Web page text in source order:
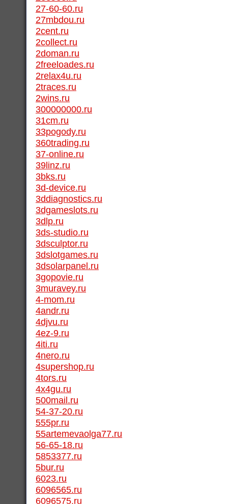
27-60-60.ru
27mbdou.ru
2cent.ru
2collect.ru
2doman.ru
2freeloades.ru
2relax4u.ru
2traces.ru
2wins.ru
300000000.ru
31cm.ru
33pogody.ru
360trading.ru
37-online.ru
39linz.ru
3bks.ru
3d-device.ru
3ddiagnostics.ru
3dgameslots.ru
3dlp.ru
3ds-studio.ru
3dsculptor.ru
3dslotgames.ru
3dsolarpanel.ru
3gopovie.ru
3muravey.ru
4-mom.ru
4andr.ru
4djvu.ru
4ez-9.ru
4iti.ru
4nero.ru
4supershop.ru
4tors.ru
4x4gu.ru
500mail.ru
54-37-20.ru
555pr.ru
55artemevaolga77.ru
56-65-18.ru
5853377.ru
5bur.ru
6023.ru
6096565.ru
6096575.ru